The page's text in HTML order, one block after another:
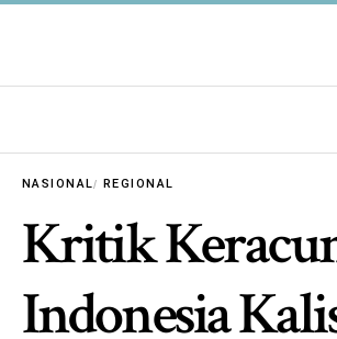
NASIONAL REGIONAL
Kritik
Indonesia